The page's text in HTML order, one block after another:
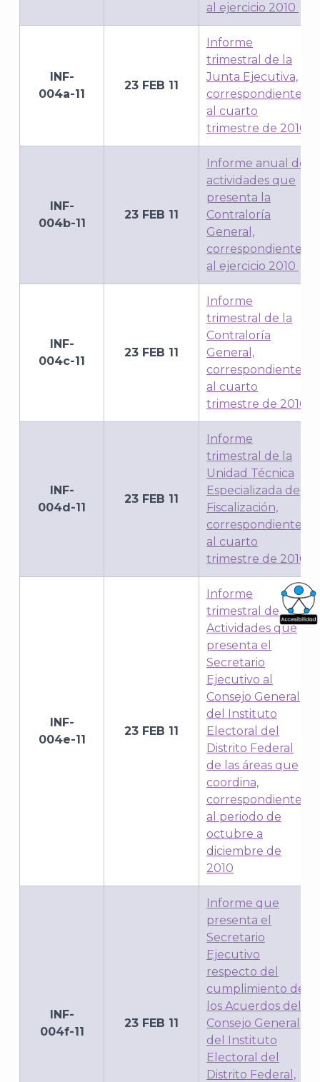
al ejercicio 2010
INF-
004a-11
23 FEB 11
Informe
trimestral de la
Junta Ejecutiva,
correspondiente
al cuarto
trimestre de 2010
INF-
004b-11
23 FEB 11
Informe anual de
actividades que
presenta la
Contraloría
General,
correspondiente
al ejercicio 2010
INF-
004c-11
23 FEB 11
Informe
trimestral de la
Contraloría
General,
correspondiente
al cuarto
trimestre de 2010
INF-
004d-11
23 FEB 11
Informe
trimestral de la
Unidad Técnica
Especializada de
Fiscalización,
correspondiente
al cuarto
trimestre de 2010
INF-
004e-11
23 FEB 11
Informe
trimestral de
Actividades que
presenta el
Secretario
Ejecutivo al
Consejo General
del Instituto
Electoral del
Distrito Federal
de las áreas que
coordina,
correspondiente
al periodo de
octubre a
diciembre de
2010
INF-
004f-11
23 FEB 11
Informe que
presenta el
Secretario
Ejecutivo
respecto del
cumplimiento de
los Acuerdos del
Consejo General
del Instituto
Electoral del
Distrito Federal,